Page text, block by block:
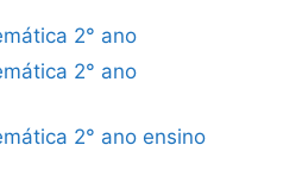
2° ano
2° ano
2° ano ensino